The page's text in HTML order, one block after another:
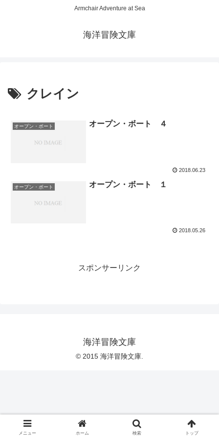
Armchair Adventure at Sea
海洋冒険文庫
クレイン
オープン・ボート オープン・ボート ４
2018.06.23
オープン・ボート オープン・ボート １
2018.05.26
スポンサーリンク
海洋冒険文庫
© 2015 海洋冒険文庫.
メニュー ホーム 検索 トップ